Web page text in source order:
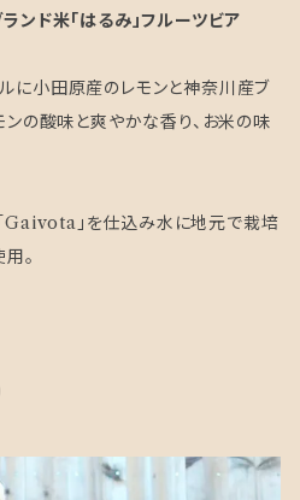
ド米「はるみ」フルーツビア
に小田原産のレモンと神奈川産ブ
ンの酸味と爽やかな香り、お米の味
Gaivota」を仕込み水に地元で栽培
。